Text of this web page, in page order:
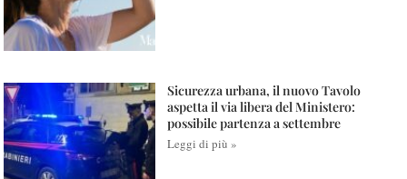
Sicurezza urbana, il nuovo Tavolo
aspetta il via libera del Ministero:
possibile partenza a settembre
Leggi di più »